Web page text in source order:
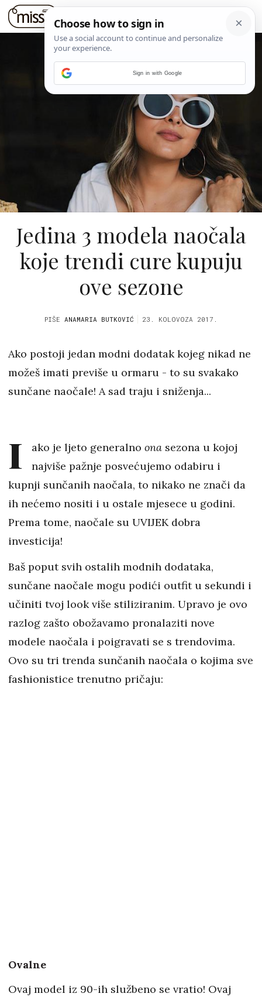
Jedina 3 modela naočala
koje trendi cure kupuju
ove sezone
PIŠE ANAMARIA BUTKOVIĆ 23. KOLOVOZA 2017.
Ako postoji jedan modni dodatak kojeg nikad ne
možeš imati previše u ormaru - to su svakako
sunčane naočale! A sad traju i sniženja...
I ako je ljeto generalno onasezona u kojoj
najviše pažnje posvećujemo odabiru i
kupnji sunčanih naočala, to nikako ne znači da
ih nećemo nositi i u ostale mjesece u godini.
Prema tome, naočale su UVIJEK dobra
investicija!
Baš poput svih ostalih modnih dodataka,
sunčane naočale mogu podići outfit u sekundi i
učiniti tvoj look više stiliziranim. Upravo je ovo
razlog zašto obožavamo pronalaziti nove
modele naočala i poigravati se s trendovima.
Ovo su tri trenda sunčanih naočala o kojima sve
fashionistice trenutno pričaju:
Ovalne
Ovaj model iz 90-ih službeno se vratio! Ovaj
Sign in with Google